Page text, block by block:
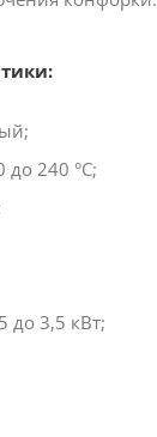
до 240 °С;
до 3,5 кВт;